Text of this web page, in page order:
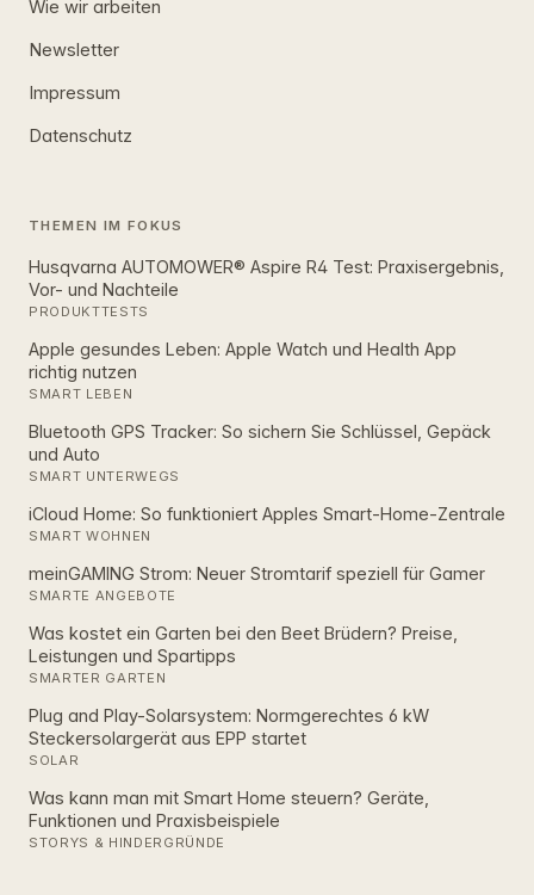
Wie wir arbeiten
Newsletter
Impressum
Datenschutz
THEMEN IM FOKUS
Husqvarna AUTOMOWER® Aspire R4 Test: Praxisergebnis,
Vor- und Nachteile
PRODUKTTESTS
Apple gesundes Leben: Apple Watch und Health App
richtig nutzen
SMART LEBEN
Bluetooth GPS Tracker: So sichern Sie Schlüssel, Gepäck
und Auto
SMART UNTERWEGS
iCloud Home: So funktioniert Apples Smart‑Home‑Zentrale
SMART WOHNEN
meinGAMING Strom: Neuer Stromtarif speziell für Gamer
SMARTE ANGEBOTE
Was kostet ein Garten bei den Beet Brüdern? Preise,
Leistungen und Spartipps
SMARTER GARTEN
Plug and Play-Solarsystem: Normgerechtes 6 kW
Steckersolargerät aus EPP startet
SOLAR
Was kann man mit Smart Home steuern? Geräte,
Funktionen und Praxisbeispiele
STORYS & HINDERGRÜNDE